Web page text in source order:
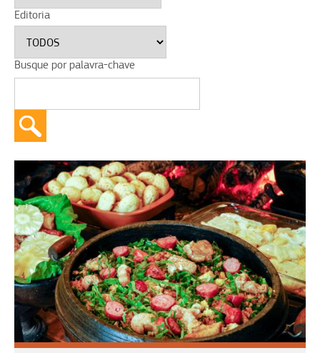
Editoria
Busque por palavra-chave